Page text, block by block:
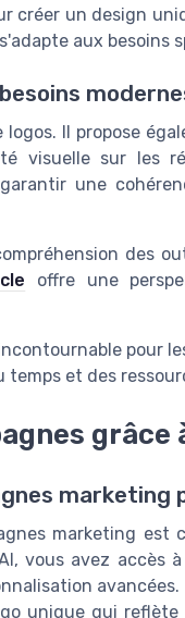
créer un design
aux besoins
logos. Il propose
visuelle sur les
une
des
offre une
pour
et des
grâce
marketing
marketing
vous avez accès
avancées.
unique qui